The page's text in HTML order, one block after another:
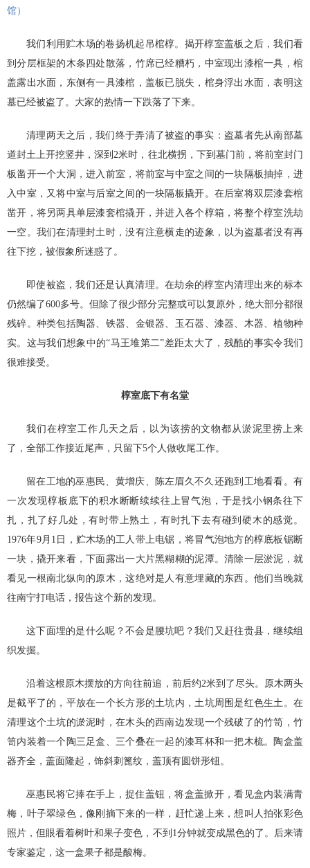
馆）
我们利用贮木场的卷扬机起吊棺椁。揭开椁室盖板之后，我们看
到分层框架的木条四处散落，竹席已经糟朽，中室现出漆棺一具，棺
盖露出水面，东侧有一具漆棺，盖板已脱失，棺身浮出水面，表明这
墓已经被盗了。大家的热情一下跌落了下来。
清理两天之后，我们终于弄清了被盗的事实：盗墓者先从南部墓
道封土上开挖竖井，深到2米时，往北横拐，下到墓门前，将前室封门
板凿开一个大洞，进入前室，将前室与中室之间的一块隔板抽掉，进
入中室，又将中室与后室之间的一块隔板撬开。在后室将双层漆套棺
凿开，将另两具单层漆套棺撬开，并进入各个椁箱，将整个椁室洗劫
一空。我们在清理封土时，没有注意横走的迹象，以为盗墓者没有再
往下挖，被假象所迷惑了。
即使被盗，我们还是认真清理。在劫余的椁室内清理出来的标本
仍然编了600多号。但除了很少部分完整或可以复原外，绝大部分都很
残碎。种类包括陶器、铁器、金银器、玉石器、漆器、木器、植物种
实。这与我们想象中的“马王堆第二”差距太大了，残酷的事实令我们
很难接受。
椁室底下有名堂
我们在椁室工作几天之后，以为该捞的文物都从淤泥里捞上来
了，全部工作接近尾声，只留下5个人做收尾工作。
留在工地的巫惠民、黄增庆、陈左眉久不久还跑到工地看看。有
一次发现椁板底下的积水断断续续往上冒气泡，于是找小钢条往下
扎，扎了好几处，有时带上熟土，有时扎下去有碰到硬木的感觉。
1976年9月1日，贮木场的工人带上电锯，将冒气泡地方的椁底板锯断
一块，撬开来看，下面露出一大片黑糊糊的泥潭。清除一层淤泥，就
看见一根南北纵向的原木，这绝对是人有意埋藏的东西。他们当晚就
往南宁打电话，报告这个新的发现。
这下面埋的是什么呢？不会是腰坑吧？我们又赶往贵县，继续组
织发掘。
沿着这根原木摆放的方向往前追，前后约2米到了尽头。原木两头
是截平了的，平放在一个长方形的土坑内，土坑周围是红色生土。在
清理这个土坑的淤泥时，在木头的西南边发现一个残破了的竹笥，竹
笥内装着一个陶三足盒、三个叠在一起的漆耳杯和一把木梳。陶盒盖
器齐全，盖面隆起，饰斜刺篦纹，盖顶有圆饼形钮。
巫惠民将它捧在手上，捉住盖钮，将盒盖掀开，看见盒内装满青
梅，叶子翠绿色，像刚摘下来的一样，赶忙递上来，想叫人拍张彩色
照片，但眼看着树叶和果子变色，不到1分钟就变成黑色的了。后来请
专家鉴定，这一盒果子都是酸梅。